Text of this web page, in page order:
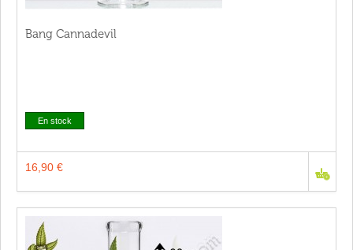
Bang Cannadevil
En stock
16,90 €